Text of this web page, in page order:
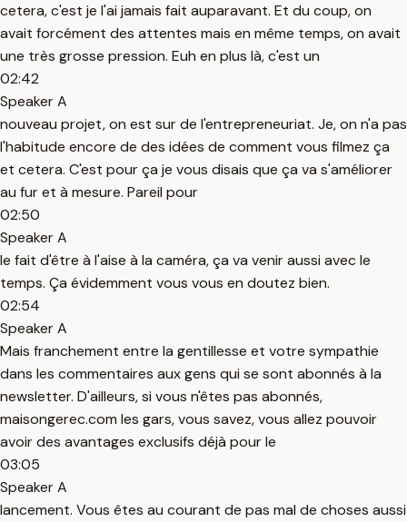
cetera, c'est je l'ai jamais fait auparavant. Et du coup, on
avait forcément des attentes mais en même temps, on avait
une très grosse pression. Euh en plus là, c'est un
02:42
Speaker A
nouveau projet, on est sur de l'entrepreneuriat. Je, on n'a pas
l'habitude encore de des idées de comment vous filmez ça
et cetera. C'est pour ça je vous disais que ça va s'améliorer
au fur et à mesure. Pareil pour
02:50
Speaker A
le fait d'être à l'aise à la caméra, ça va venir aussi avec le
temps. Ça évidemment vous vous en doutez bien.
02:54
Speaker A
Mais franchement entre la gentillesse et votre sympathie
dans les commentaires aux gens qui se sont abonnés à la
newsletter. D'ailleurs, si vous n'êtes pas abonnés,
maisongerec.com les gars, vous savez, vous allez pouvoir
avoir des avantages exclusifs déjà pour le
03:05
Speaker A
lancement. Vous êtes au courant de pas mal de choses aussi